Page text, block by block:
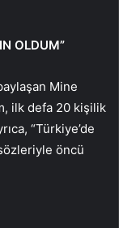
OLDUM”
Mine
ilk defa 20 kişilik
“Türkiye’de
öncü